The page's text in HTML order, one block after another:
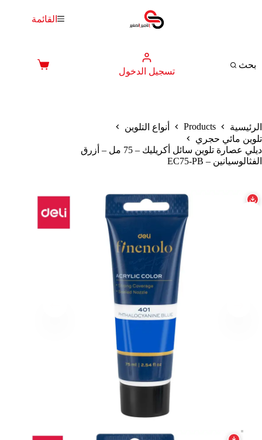
القائمة
بحث
تسجيل الدخول
عربة
الرئيسية Products
أنواع التلوين
تلوين مائي حجري
ديلي عصارة تلوين سائل أكريليك – 75 مل – أزرق
الفثالوسيانين – EC75-PB